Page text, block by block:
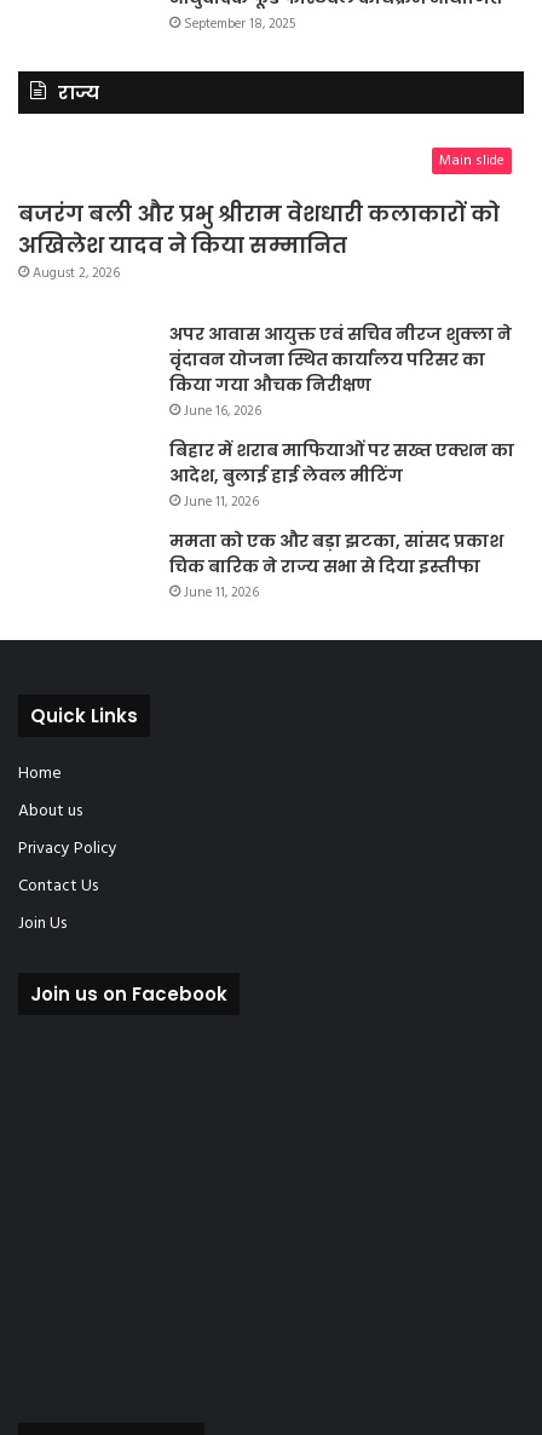
September 18, 2025
राज्य
Main slide
बजरंग बली और प्रभु श्रीराम वेशधारी कलाकारों को
अखिलेश यादव ने किया सम्मानित
August 2, 2026
अपर आवास आयुक्त एवं सचिव नीरज शुक्ला ने
वृंदावन योजना स्थित कार्यालय परिसर का
किया गया औचक निरीक्षण
June 16, 2026
बिहार में शराब माफियाओं पर सख्त एक्शन का
आदेश, बुलाई हाई लेवल मीटिंग
June 11, 2026
ममता को एक और बड़ा झटका, सांसद प्रकाश
चिक बारिक ने राज्य सभा से दिया इस्तीफा
June 11, 2026
Quick Links
Home
About us
Privacy Policy
Contact Us
Join Us
Join us on Facebook